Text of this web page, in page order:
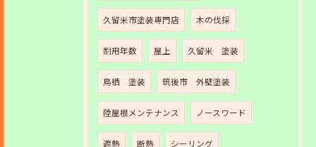
久留米市塗装専門店 木の伐採
耐用年数 屋上 久留米 塗装
鳥栖 塗装 筑後市 外壁塗装
陸屋根メンテナンス ノースワード
遮熱 断熱 シーリング